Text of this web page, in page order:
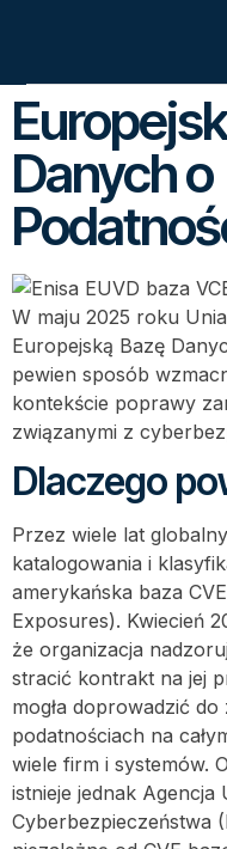
Danych o
W maju 2025 roku
Europejską Bazę
pewien sposób
kontekście poprawy
związanymi z
Dlaczego
Przez wiele lat
katalogowania i
amerykańska baza
Exposures). Kwiecień
że organizacja
stracić kontrakt na jej
mogła doprowadzić
podatnościach na
wiele firm i systemów.
istnieje jednak Agencja
Cyberbezpieczeństwa